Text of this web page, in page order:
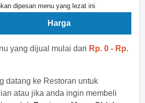
dipesan menu yang lezat ini.
Harga
yang dijual mulai dari Rp. 0 - Rp.
datang ke Restoran untuk
atau jika anda ingin membeli